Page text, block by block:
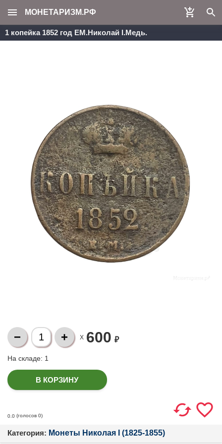
МОНЕТАРИЗМ.РФ
1 копейка 1852 год ЕМ.Николай I.Медь.
X 600 ₽
На складе: 1
0.0 (голосов 0)
Категория: Монеты Николая I (1825-1855)